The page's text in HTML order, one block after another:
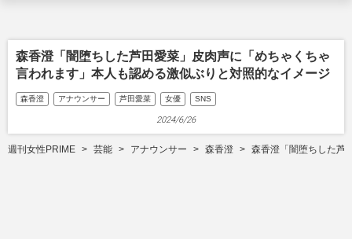
森香澄「闇堕ちした芦田愛菜」皮肉声に「めちゃくちゃ
言われます」本人も認める激似ぶりと対照的なイメージ
森香澄 アナウンサー 芦田愛菜 女優 SNS
2024/6/26
週刊女性PRIME 芸能 アナウンサー 森香澄 森香澄「闇堕ちした芦